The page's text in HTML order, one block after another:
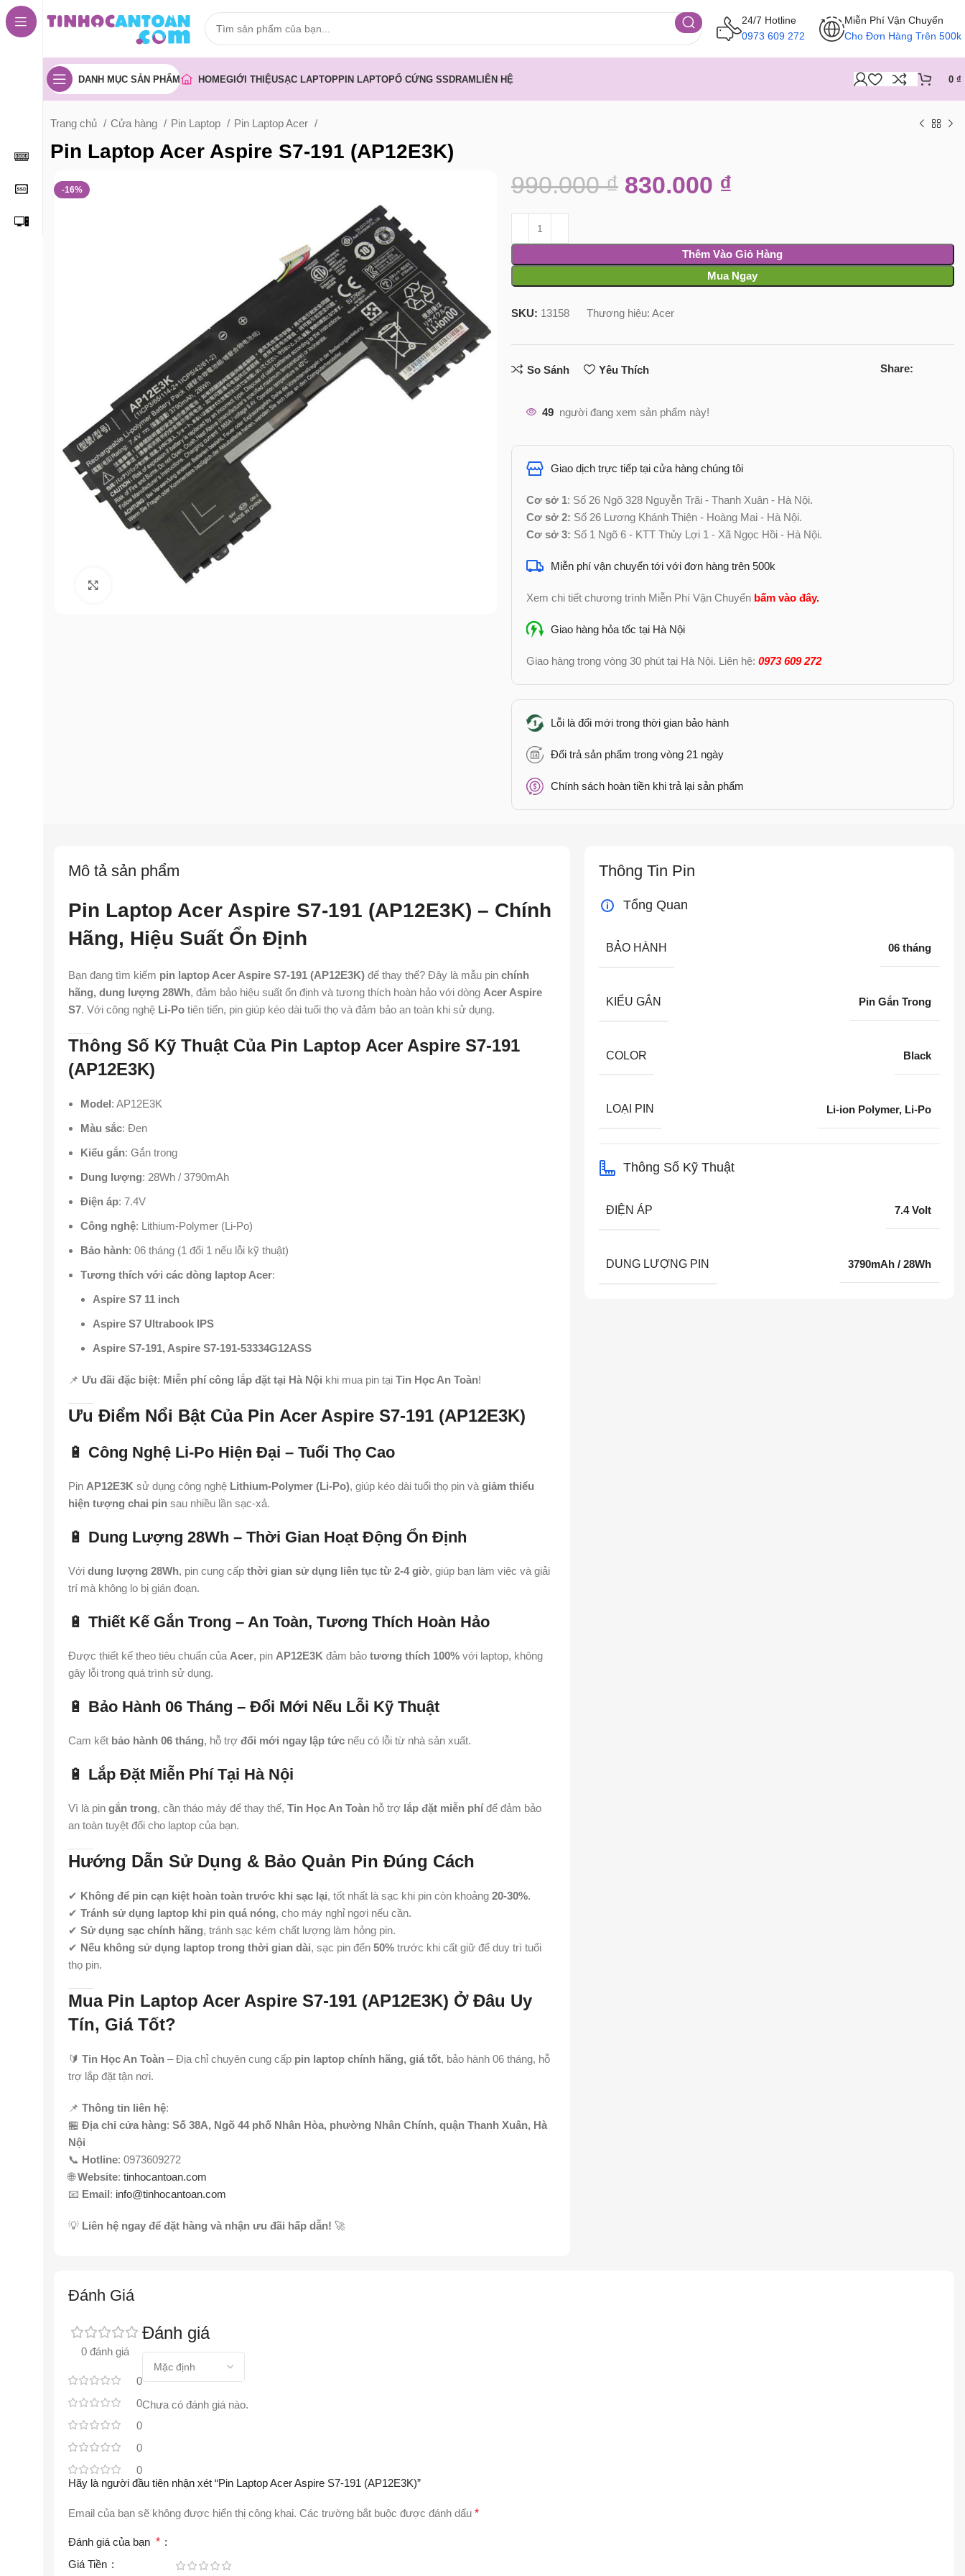
24/7 Hotline
0973 609 272
Miễn Phí Vận Chuyển
Cho Đơn Hàng Trên 500k
DANH MỤC SẢN PHẨM HOMEGIỚI THIỆUSẠC LAPTOPPIN LAPTOPỔ CỨNG SSDRAMLIÊN HỆ 0 ₫
Trang chủ Cửa hàng Pin Laptop Pin Laptop Acer
Pin Laptop Acer Aspire S7-191 (AP12E3K)
-16% 990.000₫ 830.000 ₫
Thêm Vào Giỏ Hàng
Mua Ngay
SKU: 13158 Thương hiệu: Acer
So Sánh Yêu Thích Share:
49 người đang xem sản phẩm này!
Giao dịch trực tiếp tại cửa hàng chúng tôi
Cơ sở 1: Số 26 Ngõ 328 Nguyễn Trãi - Thanh Xuân - Hà Nội.
Cơ sở 2: Số 26 Lương Khánh Thiện - Hoàng Mai - Hà Nội.
Cơ sở 3: Số 1 Ngõ 6 - KTT Thủy Lợi 1 - Xã Ngọc Hồi - Hà Nội.
Miễn phí vận chuyển tới với đơn hàng trên 500k
Xem chi tiết chương trình Miễn Phí Vận Chuyển bấm vào đây.
Giao hàng hỏa tốc tại Hà Nội
Giao hàng trong vòng 30 phút tại Hà Nội. Liên hệ: 0973 609 272
Lỗi là đổi mới trong thời gian bảo hành
Đổi trả sản phẩm trong vòng 21 ngày
Chính sách hoàn tiền khi trả lại sản phẩm
Mô tả sản phẩm
Pin Laptop Acer Aspire S7-191 (AP12E3K) – Chính
Hãng, Hiệu Suất Ổn Định
Bạn đang tìm kiếm pin laptop Acer Aspire S7-191 (AP12E3K) để thay thế? Đây là mẫu pin chính
hãng, dung lượng 28Wh, đảm bảo hiệu suất ổn định và tương thích hoàn hảo với dòng Acer Aspire
S7. Với công nghệ Li-Po tiên tiến, pin giúp kéo dài tuổi thọ và đảm bảo an toàn khi sử dụng.
Thông Số Kỹ Thuật Của Pin Laptop Acer Aspire S7-191
(AP12E3K)
Model: AP12E3K
Màu sắc: Đen
Kiểu gắn: Gắn trong
Dung lượng: 28Wh / 3790mAh
Điện áp: 7.4V
Công nghệ: Lithium-Polymer (Li-Po)
Bảo hành: 06 tháng (1 đổi 1 nếu lỗi kỹ thuật)
Tương thích với các dòng laptop Acer:
Aspire S7 11 inch
Aspire S7 Ultrabook IPS
Aspire S7-191, Aspire S7-191-53334G12ASS
📌 Ưu đãi đặc biệt: Miễn phí công lắp đặt tại Hà Nội khi mua pin tại Tin Học An Toàn!
Ưu Điểm Nổi Bật Của Pin Acer Aspire S7-191 (AP12E3K)
🔋 Công Nghệ Li-Po Hiện Đại – Tuổi Thọ Cao
Pin AP12E3K sử dụng công nghệ Lithium-Polymer (Li-Po), giúp kéo dài tuổi thọ pin và giảm thiểu
hiện tượng chai pin sau nhiều lần sạc-xả.
🔋 Dung Lượng 28Wh – Thời Gian Hoạt Động Ổn Định
Với dung lượng 28Wh, pin cung cấp thời gian sử dụng liên tục từ 2-4 giờ, giúp bạn làm việc và giải
trí mà không lo bị gián đoạn.
🔋 Thiết Kế Gắn Trong – An Toàn, Tương Thích Hoàn Hảo
Được thiết kế theo tiêu chuẩn của Acer, pin AP12E3K đảm bảo tương thích 100% với laptop, không
gây lỗi trong quá trình sử dụng.
🔋 Bảo Hành 06 Tháng – Đổi Mới Nếu Lỗi Kỹ Thuật
Cam kết bảo hành 06 tháng, hỗ trợ đổi mới ngay lập tức nếu có lỗi từ nhà sản xuất.
🔋 Lắp Đặt Miễn Phí Tại Hà Nội
Vì là pin gắn trong, cần tháo máy để thay thế, Tin Học An Toàn hỗ trợ lắp đặt miễn phíđể đảm bảo
an toàn tuyệt đối cho laptop của bạn.
Hướng Dẫn Sử Dụng & Bảo Quản Pin Đúng Cách
✔ Không để pin cạn kiệt hoàn toàn trước khi sạc lại, tốt nhất là sạc khi pin còn khoảng 20-30%.
✔ Tránh sử dụng laptop khi pin quá nóng, cho máy nghỉ ngơi nếu cần.
✔ Sử dụng sạc chính hãng, tránh sạc kém chất lượng làm hỏng pin.
✔ Nếu không sử dụng laptop trong thời gian dài, sạc pin đến 50% trước khi cất giữ để duy trì tuổi
thọ pin.
Mua Pin Laptop Acer Aspire S7-191 (AP12E3K) Ở Đâu Uy
Tín, Giá Tốt?
🔰 Tin Học An Toàn – Địa chỉ chuyên cung cấp pin laptop chính hãng, giá tốt, bảo hành 06 tháng, hỗ
trợ lắp đặt tận nơi.
📌 Thông tin liên hệ:
🏪 Địa chỉ cửa hàng: Số 38A, Ngõ 44 phố Nhân Hòa, phường Nhân Chính, quận Thanh Xuân, Hà
Nội
📞 Hotline: 0973609272
🌐Website: tinhocantoan.com
📧 Email: info@tinhocantoan.com
💡 Liên hệ ngay để đặt hàng và nhận ưu đãi hấp dẫn! 🚀
Thông Tin Pin
Tổng Quan
BẢO HÀNH 06 tháng
KIỂU GẮN Pin Gắn Trong
COLOR Black
LOẠI PIN Li-ion Polymer, Li-Po
Thông Số Kỹ Thuật
ĐIỆN ÁP 7.4 Volt
DUNG LƯỢNG PIN 3790mAh / 28Wh
Đánh Giá
0 đánh giá
0
0
0
0
0
Đánh giá
Chưa có đánh giá nào.
Hãy là người đầu tiên nhận xét “Pin Laptop Acer Aspire S7-191 (AP12E3K)”
Email của bạn sẽ không được hiển thị công khai. Các trường bắt buộc được đánh dấu *
Đánh giá của bạn *
Giá Tiền